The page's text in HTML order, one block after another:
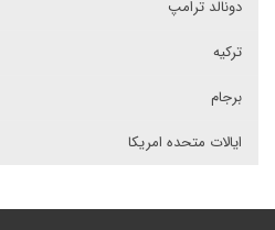
دونالد ترامپ
ترکیه
برجام
ایالات متحده امریکا